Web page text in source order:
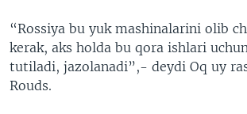
“Rossiya bu yuk mashinalarini olib
kerak, aks holda bu qora ishlari
tutiladi, jazolanadi”,- deydi Oq uy
Rouds.